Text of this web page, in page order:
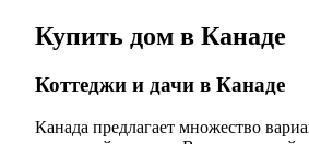
Купить дом в Канаде
Коттеджи и дачи в Канаде
Канада предлагает множество